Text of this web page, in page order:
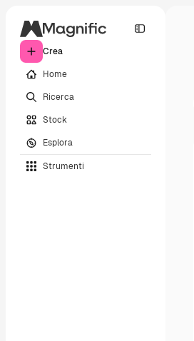
Crea
Home
Ricerca
Stock
Esplora
Strumenti